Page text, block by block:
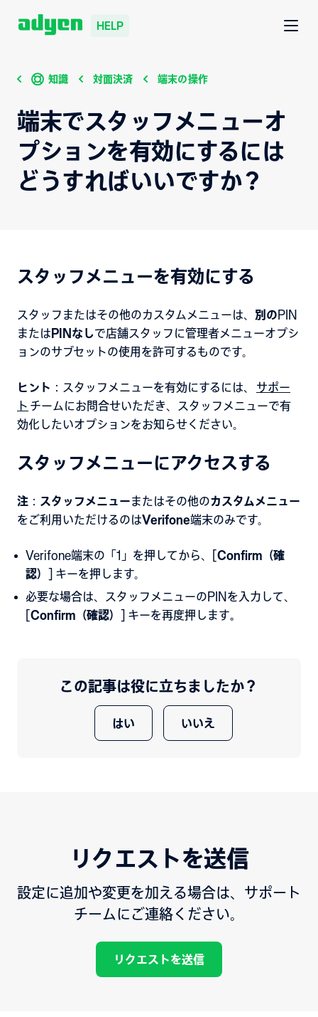
HELP
知識 対面決済 端末の操作
端末でスタッフメニューオ
プションを有効にするには
どうすればいいですか？
スタッフメニューを有効にする
スタッフまたはその他のカスタムメニューは、 別の PIN
または PINなしで店舗スタッフに管理者メニューオプシ
ョンのサブセットの使用を許可するものです。
ヒント ：スタッフメニューを有効にするには、
サポー
ト チームにお問合せいただき、スタッフメニューで有
効化したいオプションをお知らせください。
スタッフメニューにアクセスする
注 ： スタッフメニューまたはその他のカスタムメニュー
をご利用いただけるのはVerifone端末のみです。
Verifone端末の「1」を押してから、[ Confirm（確
認）
] キーを押します。
必要な場合は、スタッフメニューのPINを入力して、
Confirm（確認） ] キーを再度押します。
この記事は役に立ちましたか？
はい いいえ
リクエストを送信
設定に追加や変更を加える場合は、サポート
チームにご連絡ください。
リクエストを送信